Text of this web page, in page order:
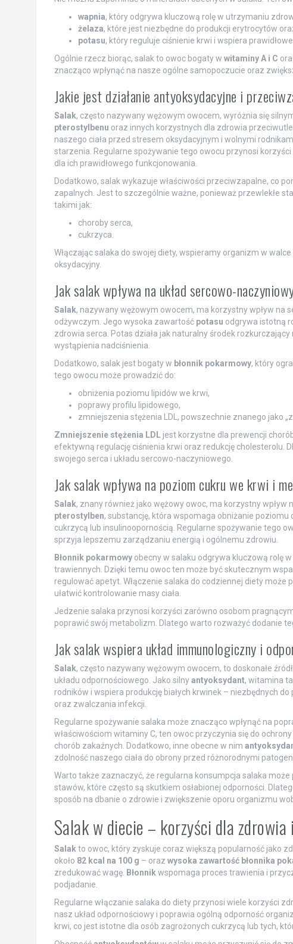
wapnia, który odgrywa kluczową rolę w utrzymaniu
żelaza, które jest niezbędne do produkcji erytrocytów
potasu, który reguluje ciśnienie krwi i wspiera
Ogólnie rzecz biorąc, salak to owoc bogaty w witaminy A i C
znacząco wpłynąć na nasze ogólne samopoczucie oraz
Jakie jest działanie antyoksydacyjne i
Salak, często nazywany wężowym owocem, wyróżnia się
pterostylbenu oraz innych korzystnych dla zdrowia
naszego ciała przed stresem oksydacyjnym i wolnymi
starzenia. Regularne spożywanie tego owocu przynosi
dla ich prawidłowego funkcjonowania.
Dodatkowo, salak wykazuje właściwości przeciwzapalne, co
zapalnych. Jest to szczególnie ważne, ponieważ przewlekłe
takimi jak:
choroby serca,
cukrzyca.
Włączając salaka do swojej diety, wspieramy organizm w
oksydacyjny.
Jak salak wpływa na układ sercowo-
Salak, nazywany wężowym owocem, ma korzystny wpływ na
odżywczym. Jego wysoka zawartość potasu odgrywa istotną
zdrowia serca. Potas działa jak naturalny środek
wystąpienia nadciśnienia.
Dodatkowo, salak jest bogaty w błonnik pokarmowy, który
tego owocu może prowadzić do:
obniżenia poziomu lipidów we krwi,
poprawy profilu lipidowego,
zmniejszenia stężenia LDL, powszechnie znanego jako
Zmniejszenie stężenia LDLjest korzystne dla prewencji
efektywną regulację ciśnienia krwi oraz redukcję cholesterolu.
swojego serca i układu sercowo-naczyniowego.
Jak salak wpływa na poziom cukru we krwi i
Salak, znany również jako wężowy owoc, ma korzystny
pterostylben, substancję, która wspomaga obniżanie
cukrzycą lub insulinoopornością. Regularne spożywanie tego
sprzyja lepszemu zarządzaniu energią i ogólnemu zdrowiu.
Błonnik pokarmowyobecny w salaku odgrywa kluczową rolę
trawiennych. Dzięki temu owoc ten może być skutecznym
regulować apetyt. Włączenie salaka do codziennej diety
ułatwić kontrolowanie masy ciała.
Jedzenie salaka przynosi korzyści zarówno osobom
poprawić swój metabolizm. Dlatego warto rozważyć dodanie
Jak salak wspiera układ immunologiczny i
Salak, często nazywany wężowym owocem, to doskonałe
układu odpornościowego. Jako silnyantyoksydant, witamina
rodników i wspiera produkcję białych krwinek – niezbędnych
oraz zwalczania infekcji.
Regularne spożywanie salaka może znacząco wpłynąć na
właściwościom witaminy C, ten owoc przyczynia się do
chorób zakaźnych. Dodatkowo, inne obecne w nim
zdolność naszego ciała do obrony przed różnorodnymi
Warto także zaznaczyć, że regularna konsumpcja salaka
stawów, które często są skutkiem osłabionej odporności.
sposób na dbanie o zdrowie i zwiększenie oporu organizmu
Salak w diecie – korzyści dla zdrowia
Salakto owoc, który zyskuje coraz większą popularność jako
około 82 kcal na 100 g – oraz wysoka zawartość błonnika
zredukować wagę. Błonnikwspomaga proces trawienia i
podjadanie.
Regularne włączanie salaka do diety przynosi wiele korzyści
nasz układ odpornościowy i poprawia ogólną odporność
krwi, co jest istotne dla osób zagrożonych cukrzycą lub tych,